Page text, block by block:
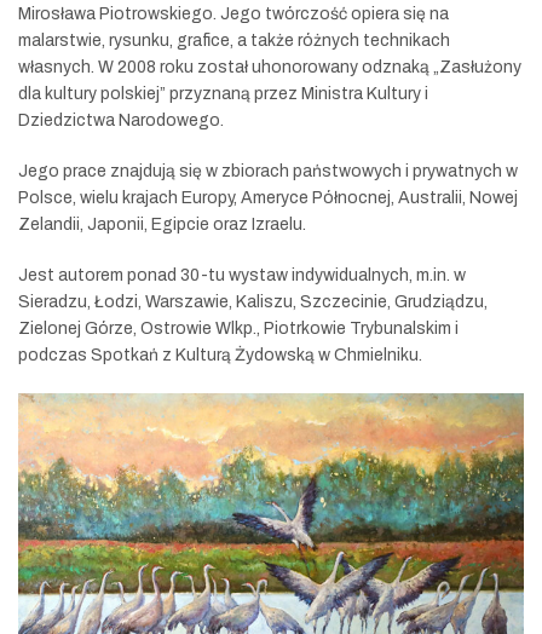
Mirosława Piotrowskiego. Jego twórczość opiera się na
malarstwie, rysunku, grafice, a także różnych technikach
własnych. W 2008 roku został uhonorowany odznaką „Zasłużony
dla kultury polskiej” przyznaną przez Ministra Kultury i
Dziedzictwa Narodowego.
Jego prace znajdują się w zbiorach państwowych i prywatnych w
Polsce, wielu krajach Europy, Ameryce Północnej, Australii, Nowej
Zelandii, Japonii, Egipcie oraz Izraelu.
Jest autorem ponad 30-tu wystaw indywidualnych, m.in. w
Sieradzu, Łodzi, Warszawie, Kaliszu, Szczecinie, Grudziądzu,
Zielonej Górze, Ostrowie Wlkp., Piotrkowie Trybunalskim i
podczas Spotkań z Kulturą Żydowską w Chmielniku.